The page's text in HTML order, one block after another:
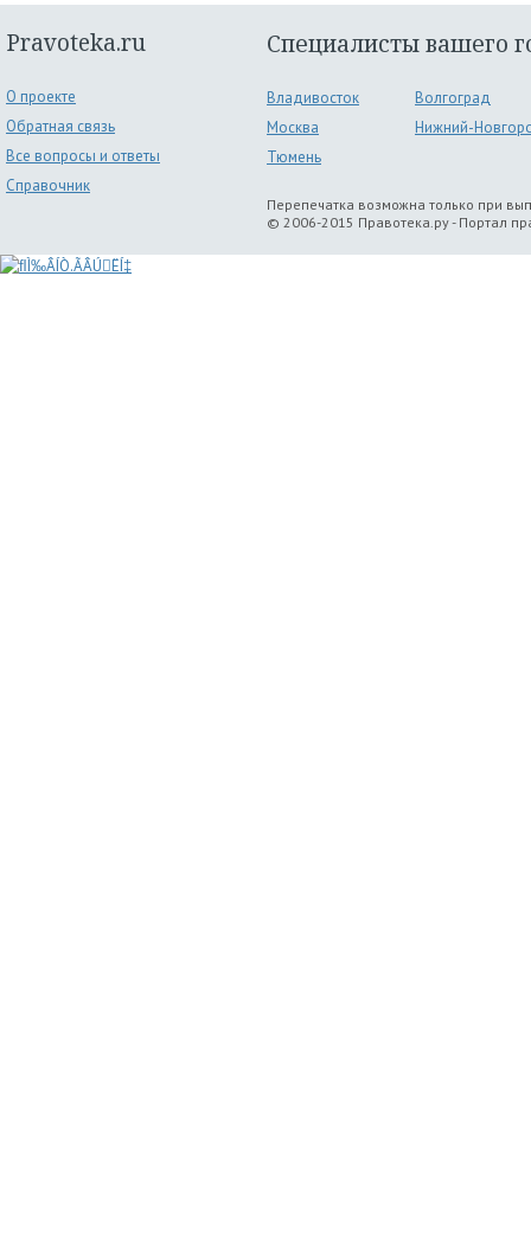
Pravoteka.ru
О проекте
Обратная связь
Все вопросы и ответы
Справочник
Специалисты вашего
Владивосток
Волгоград
Москва
Нижний-
Тюмень
Перепечатка возможна только при
© 2006-2015 Правотека.ру - Портал